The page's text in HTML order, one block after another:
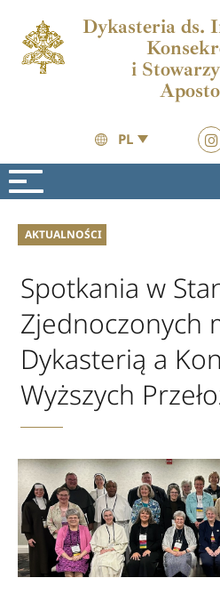
Dykasteria ds.
i
PL
Aktualności
AKTUALNOŚCI
Spotkania w
Zjednoczonych
Dykasterią a
Wyższych